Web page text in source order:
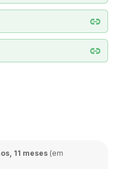
link
link
11 meses (em